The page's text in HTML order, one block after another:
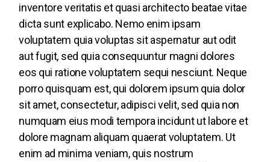
inventore veritatis et quasi architecto beatae vitae
dicta sunt explicabo. Nemo enim ipsam
voluptatem quia voluptas sit aspernatur aut odit
aut fugit, sed quia consequuntur magni dolores
eos qui ratione voluptatem sequi nesciunt. Neque
porro quisquam est, qui dolorem ipsum quia dolor
sit amet, consectetur, adipisci velit, sed quia non
numquam eius modi tempora incidunt ut labore et
dolore magnam aliquam quaerat voluptatem. Ut
enim ad minima veniam, quis nostrum